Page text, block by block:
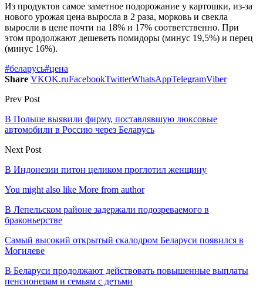
Из продуктов самое заметное подорожание у картошки, из-за
нового урожая цена выросла в 2 раза, морковь и свекла
выросли в цене почти на 18% и 17% соответственно. При
этом продолжают дешеветь помидоры (минус 19,5%) и перец
(минус 16%).
#беларусь#цена
Share VKOK.ruFacebookTwitterWhatsAppTelegramViber
Prev Post
В Польше выявили фирму, поставлявшую люксовые
автомобили в Россию через Беларусь
Next Post
В Индонезии питон целиком проглотил женщину
You might also like More from author
В Лепельском районе задержали подозреваемого в
браконьерстве
Самый высокий открытый скалодром Беларуси появился в
Могилеве
В Беларуси продолжают действовать повышенные выплаты
пенсионерам и семьям с детьми